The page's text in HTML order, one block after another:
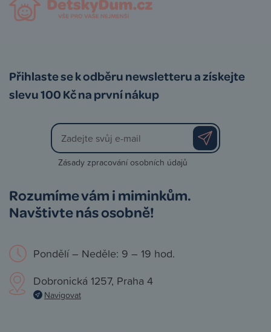
Přihlaste se k odběru newsletteru a získejte
slevu 100 Kč na první nákup
Zásady zpracování osobních údajů
Rozumíme vám i miminkům.
Navštivte nás osobně!
Pondělí – Neděle: 9 – 19 hod.
Dobronická 1257, Praha 4
Navigovat